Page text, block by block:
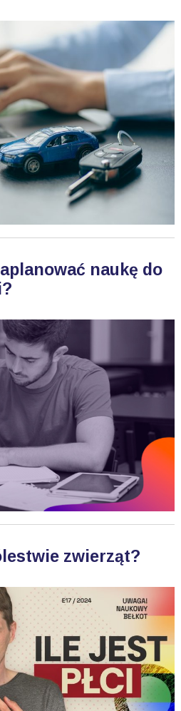
naukę do
zwierząt?